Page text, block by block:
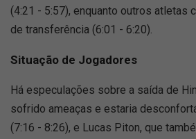
(4:21 - 5:57), enquanto outros atletas
de transferência (6:01 - 6:20).
Situação de Jogadores
Há especulações sobre a saída de
sofrido ameaças e estaria
(7:16 - 8:26), e Lucas Piton, que